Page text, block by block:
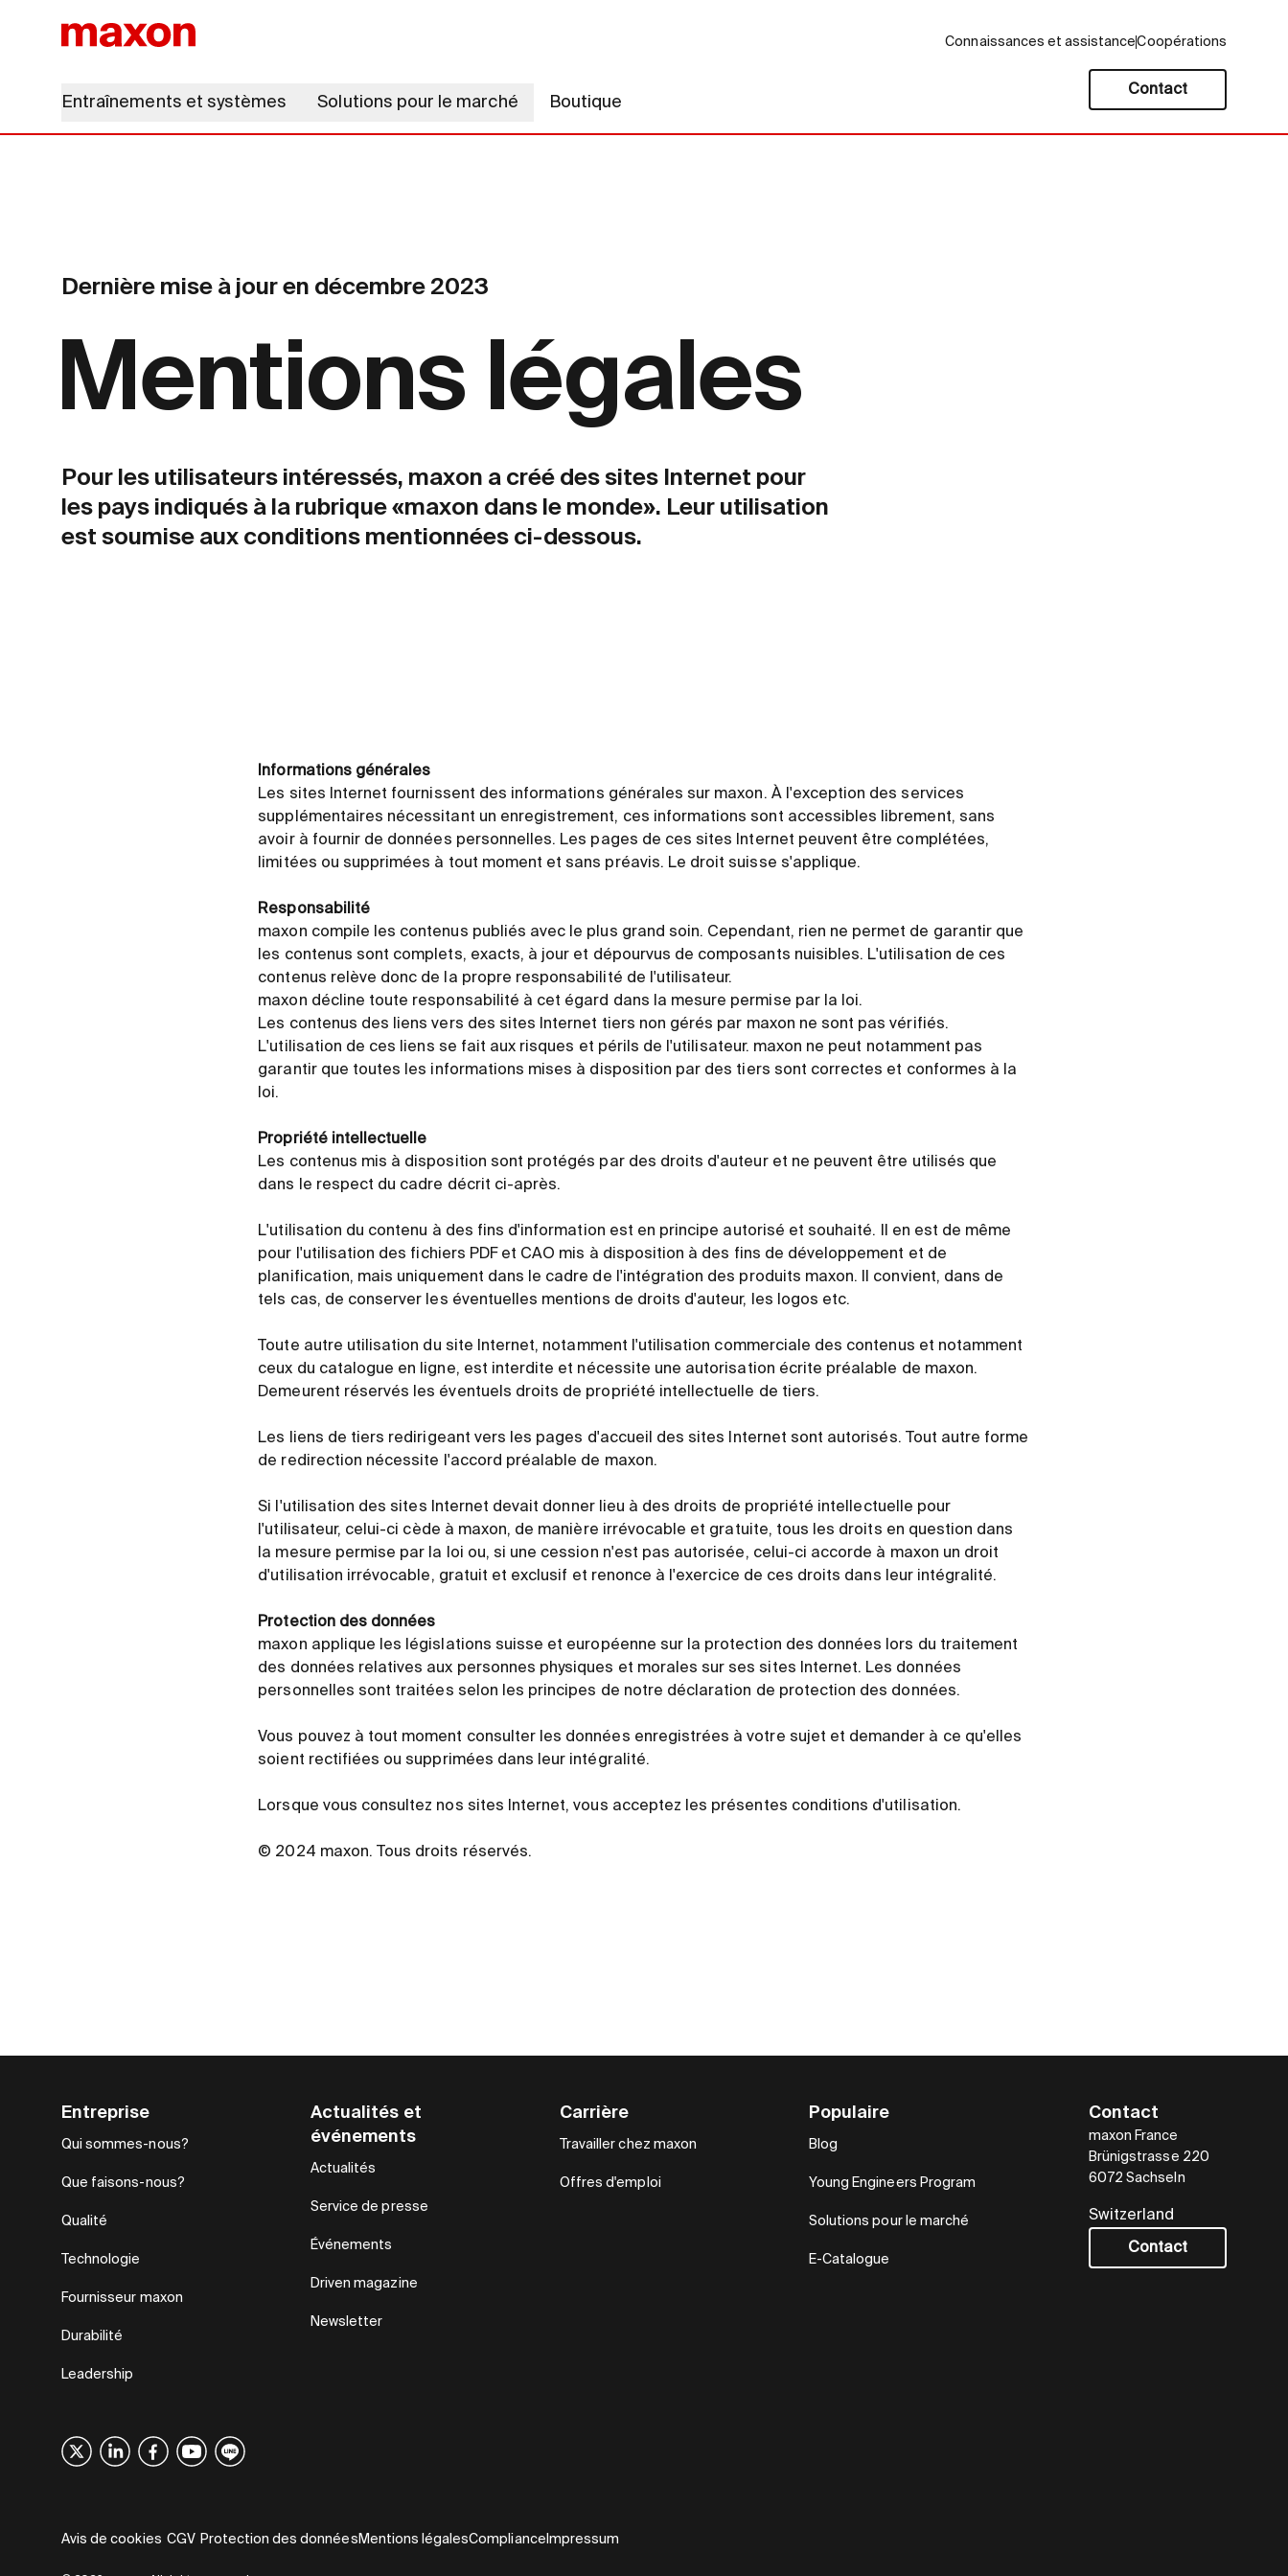
Connaissances et assistanceCoopérations
Entraînements et systèmes Solutions pour le marché Boutique
Contact
Dernière mise à jour en décembre 2023
Mentions légales
Pour les utilisateurs intéressés, maxon a créé des sites Internet pour
les pays indiqués à la rubrique «maxon dans le monde». Leur utilisation
est soumise aux conditions mentionnées ci-dessous.
Informations générales
Les sites Internet fournissent des informations générales sur maxon. À l'exception des services
supplémentaires nécessitant un enregistrement, ces informations sont accessibles librement, sans
avoir à fournir de données personnelles. Les pages de ces sites Internet peuvent être complétées,
limitées ou supprimées à tout moment et sans préavis. Le droit suisse s'applique.
Responsabilité
maxon compile les contenus publiés avec le plus grand soin. Cependant, rien ne permet de garantir que
les contenus sont complets, exacts, à jour et dépourvus de composants nuisibles. L'utilisation de ces
contenus relève donc de la propre responsabilité de l'utilisateur.
maxon décline toute responsabilité à cet égard dans la mesure permise par la loi.
Les contenus des liens vers des sites Internet tiers non gérés par maxon ne sont pas vérifiés.
L'utilisation de ces liens se fait aux risques et périls de l'utilisateur. maxon ne peut notamment pas
garantir que toutes les informations mises à disposition par des tiers sont correctes et conformes à la
loi.
Propriété intellectuelle
Les contenus mis à disposition sont protégés par des droits d'auteur et ne peuvent être utilisés que
dans le respect du cadre décrit ci-après.
L'utilisation du contenu à des fins d'information est en principe autorisé et souhaité. Il en est de même
pour l'utilisation des fichiers PDF et CAO mis à disposition à des fins de développement et de
planification, mais uniquement dans le cadre de l'intégration des produits maxon. Il convient, dans de
tels cas, de conserver les éventuelles mentions de droits d'auteur, les logos etc.
Toute autre utilisation du site Internet, notamment l'utilisation commerciale des contenus et notamment
ceux du catalogue en ligne, est interdite et nécessite une autorisation écrite préalable de maxon.
Demeurent réservés les éventuels droits de propriété intellectuelle de tiers.
Les liens de tiers redirigeant vers les pages d'accueil des sites Internet sont autorisés. Tout autre forme
de redirection nécessite l'accord préalable de maxon.
Si l'utilisation des sites Internet devait donner lieu à des droits de propriété intellectuelle pour
l'utilisateur, celui-ci cède à maxon, de manière irrévocable et gratuite, tous les droits en question dans
la mesure permise par la loi ou, si une cession n'est pas autorisée, celui-ci accorde à maxon un droit
d'utilisation irrévocable, gratuit et exclusif et renonce à l'exercice de ces droits dans leur intégralité.
Protection des données
maxon applique les législations suisse et européenne sur la protection des données lors du traitement
des données relatives aux personnes physiques et morales sur ses sites Internet. Les données
personnelles sont traitées selon les principes de notre déclaration de protection des données.
Vous pouvez à tout moment consulter les données enregistrées à votre sujet et demander à ce qu'elles
soient rectifiées ou supprimées dans leur intégralité.
Lorsque vous consultez nos sites Internet, vous acceptez les présentes conditions d'utilisation.
© 2024 maxon. Tous droits réservés.
Contact
maxon France
Brünigstrasse 220
6072 Sachseln
Switzerland
Contact
Entreprise
Qui sommes-nous?
Que faisons-nous?
Qualité
Technologie
Fournisseur maxon
Durabilité
Leadership
Actualités et
événements
Actualités
Service de presse
Événements
Driven magazine
Newsletter
Carrière
Travailler chez maxon
Offres d'emploi
Populaire
Blog
Young Engineers Program
Solutions pour le marché
E-Catalogue
Avis de cookies CGV Protection des données Mentions légalesCompliance Impressum